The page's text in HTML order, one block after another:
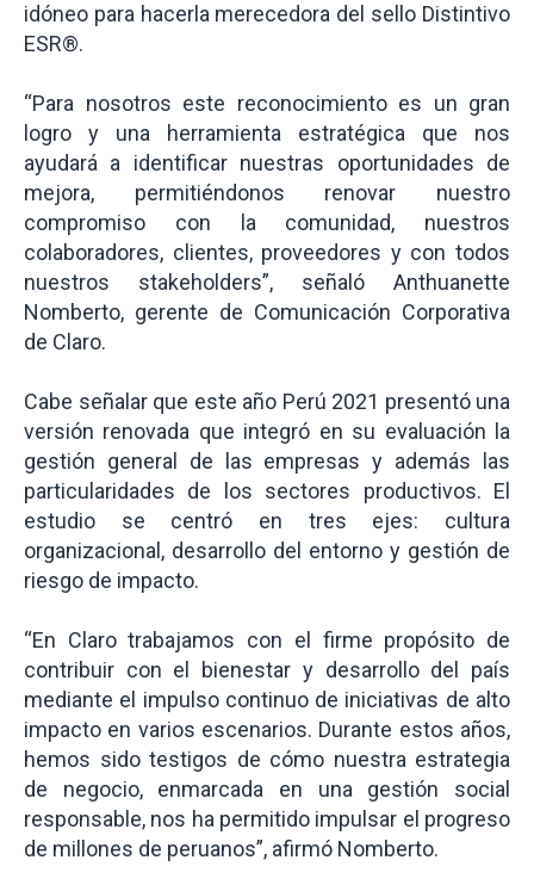
idóneo para hacerla merecedora del sello Distintivo
ESR®.
“Para nosotros este reconocimiento es un gran
logro y una herramienta estratégica que nos
ayudará a identificar nuestras oportunidades de
mejora, permitiéndonos renovar nuestro
compromiso con la comunidad, nuestros
colaboradores, clientes, proveedores y con todos
nuestros stakeholders”, señaló Anthuanette
Nomberto, gerente de Comunicación Corporativa
de Claro.
Cabe señalar que este año Perú 2021 presentó una
versión renovada que integró en su evaluación la
gestión general de las empresas y además las
particularidades de los sectores productivos. El
estudio se centró en tres ejes: cultura
organizacional, desarrollo del entorno y gestión de
riesgo de impacto.
“En Claro trabajamos con el firme propósito de
contribuir con el bienestar y desarrollo del país
mediante el impulso continuo de iniciativas de alto
impacto en varios escenarios. Durante estos años,
hemos sido testigos de cómo nuestra estrategia
de negocio, enmarcada en una gestión social
responsable, nos ha permitido impulsar el progreso
de millones de peruanos”, afirmó Nomberto.